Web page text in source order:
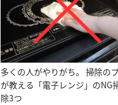
多くの人がやりがち。 掃除の
が教える「電子レンジ」のNG
除3つ